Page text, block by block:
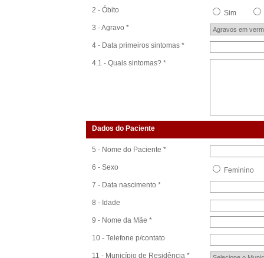
2 - Óbito
3 - Agravo *
4 - Data primeiros sintomas *
4.1 - Quais sintomas? *
Sim
Dados do Paciente
5 - Nome do Paciente *
6 - Sexo
7 - Data nascimento *
8 - Idade
9 - Nome da Mãe *
10 - Telefone p/contato
11 - Município de Residência *